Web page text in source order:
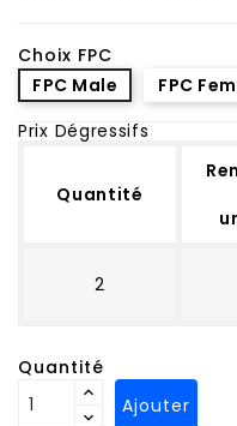
Choix FPC
FPC Male
FPC
Prix Dégressifs
Quantité
2
Quantité
Ajouter